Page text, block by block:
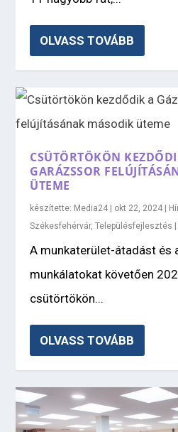
OLVASS TOVÁBB
CSÜTÖRTÖKÖN
GARÁZSSOR
ÜTEME
készítette: Media24 | okt 22, 2024 |
Székesfehérvár,Településfejlesztés |
A munkaterület-átadást és
munkálatokat követően
csütörtökön...
OLVASS TOVÁBB